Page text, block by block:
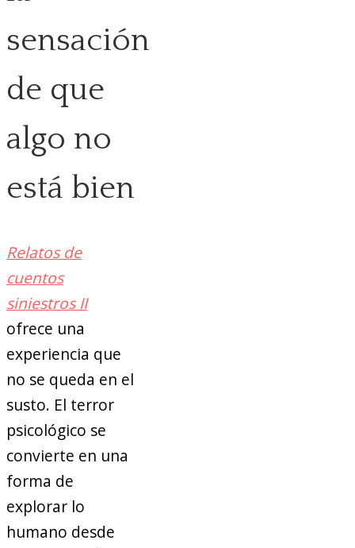
sensación
de que
algo no
está bien
Relatos de
cuentos
siniestros II
ofrece una
experiencia que
no se queda en el
susto. El terror
psicológico se
convierte en una
forma de
explorar lo
humano desde